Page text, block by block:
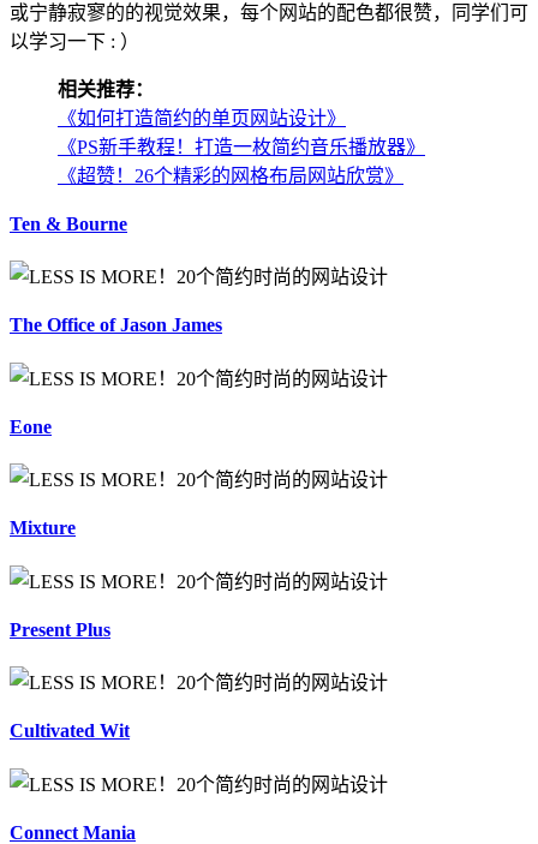
或宁静寂寥的的视觉效果，每个网站的配色都很赞，同学们可
以学习一下 : ）
相关推荐：
《如何打造简约的单页网站设计》
《PS新手教程！打造一枚简约音乐播放器》
《超赞！26个精彩的网格布局网站欣赏》
Ten & Bourne
The Office of Jason James
Eone
Mixture
Present Plus
Cultivated Wit
Connect Mania